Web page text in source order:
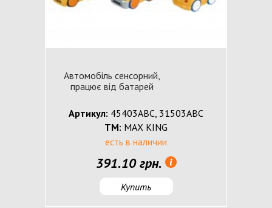
Автомобіль сенсорний,
працює від батарей
Артикул: 45403ABC, 31503ABC
ТМ: MAX KING
есть в наличии
391.10 грн.
Купить